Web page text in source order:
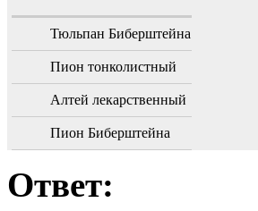
Тюльпан Биберштейна
Пион тонколистный
Алтей лекарственный
Пион Биберштейна
Ответ: